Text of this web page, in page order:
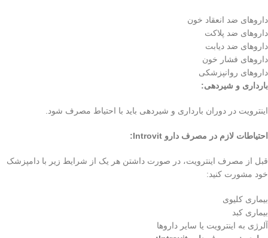
داروهای ضد انعقاد خون
داروهای ضد پلاکت
داروهای ضد دیابت
داروهای فشار خون
داروهای روانپزشکی
بارداری و شیردهی:
اینترویت در دوران بارداری و شیردهی باید با احتیاط مصرف شود.
احتیاطات لازم در مصرف دارو Introvit:
قبل از مصرف اینترویت، در صورت داشتن هر یک از شرایط زیر با دامپزشک
خود مشورت کنید:
بیماری کلیوی
بیماری کبد
آلرژی به اینترویت یا سایر داروها